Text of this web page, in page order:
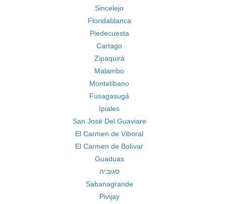
Sincelejo
Floridablanca
Piedecuesta
Cartago
Zipaquirá
Malambo
Montelíbano
Fusagasugá
Ipiales
San José Del Guaviare
El Carmen de Viboral
El Carmen de Bolívar
Guaduas
סגוביה
Sabanagrande
Pivijay